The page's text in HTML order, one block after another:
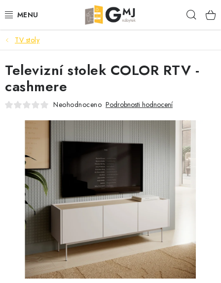
na
SEDACÍ SOUPRAVY
OBÝVACÍ POKOJ
LOŽNICE
KUCHYNĚ
PŘEDSÍNĚ
AKCE
VÝPRODEJ
Cenník dopravy
TV stoly
Televizní stolek COLOR RTV -
cashmere
Neohodnoceno Podrobnosti hodnocení